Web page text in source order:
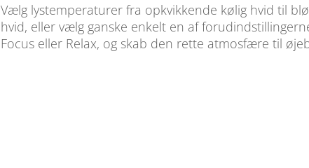
Vælg lystemperaturer fra opkvikkende kølig hvid til
hvid, eller vælg ganske enkelt en af
Focus eller Relax, og skab den rette atmosfære til